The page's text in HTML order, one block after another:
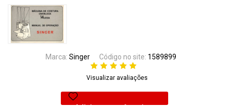
Marca: Singer Código no site: 1589899
Visualizar avaliações